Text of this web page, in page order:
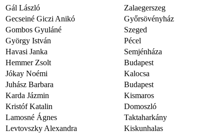
Gál László
Zalaegerszeg
Gecseiné Giczi Anikó
Győrsövényház
Gombos Gyuláné
Szeged
György István
Pécel
Havasi Janka
Semjénháza
Hemmer Zsolt
Budapest
Jókay Noémi
Kalocsa
Juhász Barbara
Budapest
Karda Jázmin
Kismaros
Kristóf Katalin
Domoszló
Lamosné Ágnes
Taktaharkány
Levtovszky Alexandra
Kiskunhalas